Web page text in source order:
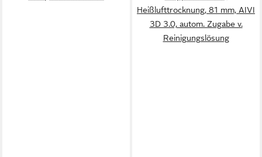
Heißlufttrocknung, 81 mm, AIVI
3D 3.0, autom. Zugabe v.
Reinigungslösung